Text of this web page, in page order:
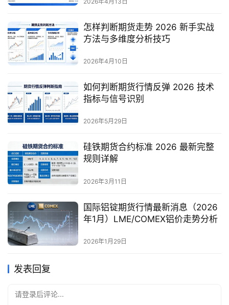
怎样判断期货走势 2026 新手实战
方法与多维度分析技巧
2026年4月10日
如何判断期货行情反弹 2026 技术
指标与信号识别
2026年5月29日
硅铁期货合约标准 2026 最新完整
规则详解
2026年3月11日
国际铝锭期货行情最新消息（2026
年1月）LME/COMEX铝价走势分析
2026年1月29日
发表回复
请登录后评论...